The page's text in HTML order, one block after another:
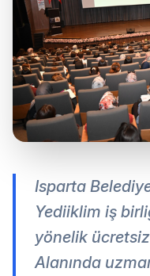
Isparta
Yediiklim iş
yönelik ücretsiz
Alanında